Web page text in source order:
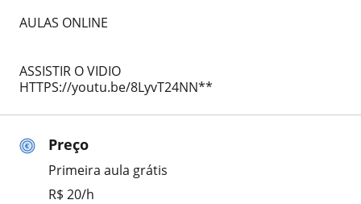
Preço
Primeira aula grátis
R$ 20/h
AULAS ONLINE
ASSISTIR O VIDIO
HTTPS://youtu.be/8LyvT24NN**